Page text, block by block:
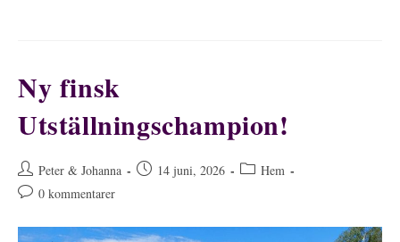
Ny finsk
Utställningschampion!
Inläggsförfattare:
Peter & Johanna
Inlägget14 juni, 2026 Inläggskategori:
Hem
Kommentarer
inlägget:
0 kommentarer